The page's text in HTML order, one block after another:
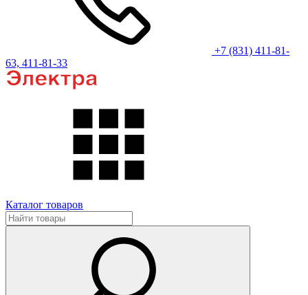
+7 (831) 411-81-
63, 411-81-33
Каталог товаров